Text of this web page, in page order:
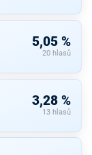
5,05 %
20 hlasů
3,28 %
13 hlasů